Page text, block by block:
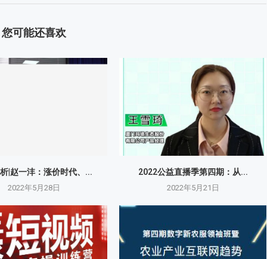
您可能还喜欢
|赵一沣：涨价时代、...
2022年5月28日
2022公益直播季第四期：从...
2022年5月21日